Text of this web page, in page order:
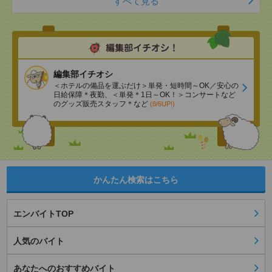
編集部イチオシ
＜ホテルの備品を運ぶだけ＞単発・短時間～OK／安心の
日給保障＊夜勤、＜単発＊1日～OK！＞コンサートなど
のグッズ販売スタッフ＊など (8/6UP!)
かんたん検索はこちら
エンバイトTOP
人気のバイト
あなたへのおすすめバイト